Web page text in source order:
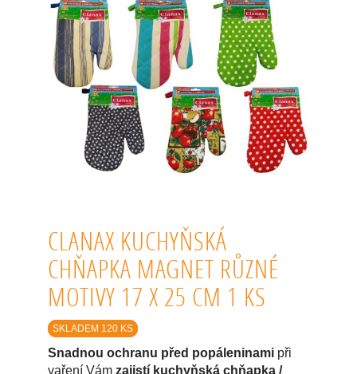
CLANAX KUCHYŇSKÁ
CHŇAPKA MAGNET RŮZNÉ
MOTIVY 17 X 25 CM 1 KS
SKLADEM 120 KS
Snadnou ochranu před popáleninami při
vaření Vám zajistí kuchyňská chňapka /